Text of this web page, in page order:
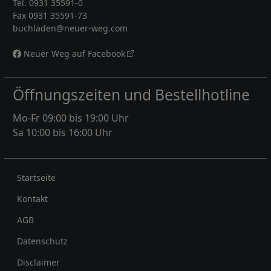
Tel. 0931 35591-0
Fax 0931 35591-73
buchladen@neuer-weg.com
Neuer Weg auf Facebook
Öffnungszeiten und Bestellhotline
Mo-Fr 09:00 bis 19:00 Uhr
Sa 10:00 bis 16:00 Uhr
Rechtliches
Startseite
Kontakt
AGB
Datenschutz
Disclaimer